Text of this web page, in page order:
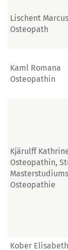
Lischent Marcus
Osteopath
Kaml Romana
Osteopathin
Kjärulff
Osteopathin,
Masterstudiums
Osteopathie
Kober